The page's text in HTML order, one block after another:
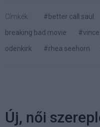
Címkék: #better call saul
breaking bad movie
odenkirk
#rhea seehorn
Új, női